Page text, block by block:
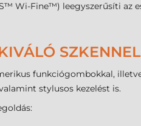
Wi-Fine™) leegyszerűsíti az
funkciógombokkal,
stylusos kezelést is.